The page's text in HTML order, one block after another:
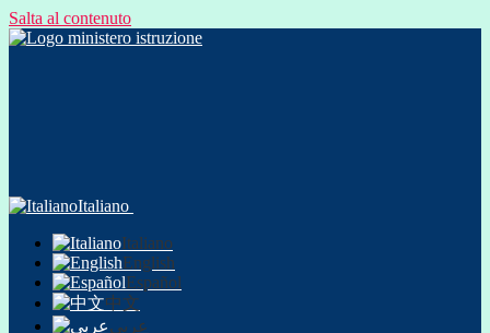
Salta al contenuto
Italiano
Italiano
English
Español
中文
عربى